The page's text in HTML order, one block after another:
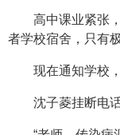
高中课业紧张
者学校宿舍，只有
现在通知学校
沈子菱挂断电